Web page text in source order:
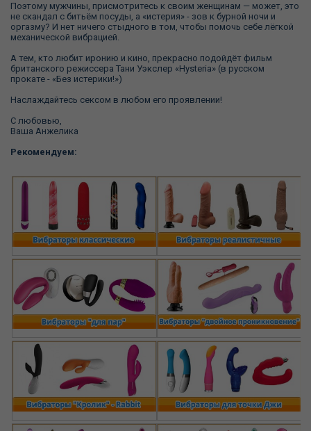
Поэтому мужчины, присмотритесь к своим женщинам — может, это
не скандал с битьём посуды, а «истерия» - зов к бурной ночи и
оргазму? И нет ничего стыдного в том, чтобы помочь себе лёгкой
механической вибрацией.
А тем, кто любит иронию и кино, прекрасно подойдёт фильм
британского режиссера Тани Уэкслер «Hysteria» (в русском
прокате - «Без истерики!»)
Наслаждайтесь сексом в любом его проявлении!
С любовью,
Ваша Анжелика
Рекомендуем: